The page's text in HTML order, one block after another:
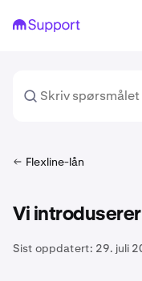
Flexline-lån
Vi
Sist oppdatert: 29. juli